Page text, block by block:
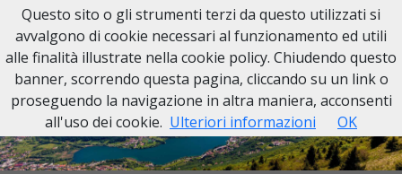
NECROLOGI VAL CAVALLINA
Questo sito o gli strumenti terzi da questo utilizzati si
avvalgono di cookie necessari al funzionamento ed utili
alle finalità illustrate nella cookie policy. Chiudendo questo
banner, scorrendo questa pagina, cliccando su un link o
proseguendo la navigazione in altra maniera, acconsenti
all'uso dei cookie. Ulteriori informazioni OK